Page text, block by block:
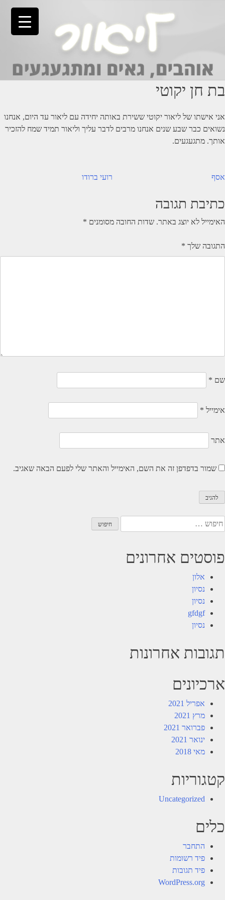
בת חן יקוטי
אני אישתו של ליאור יקוטי ששירת באותה יחידה עם ליאור עד היום, אנחנו
נשואים כבר שבע שנים אנחנו מרבים לדבר עליך וליאור תמיד שמח להזכיר
אותך. מתגעגעים.
ניווט רועי ברודו אסף
כתיבת תגובה
האימייל לא יוצג באתר. שדות החובה מסומנים *
התגובה שלך *
שם *
אימייל *
אתר
שמור בדפדפן זה את השם, האימייל והאתר שלי לפעם הבאה שאגיב.
חיפוש:
פוסטים אחרונים
אלון
נסיון
נסיון
gfdgf
נסיון
תגובות אחרונות
ארכיונים
אפריל 2021
מרץ 2021
פברואר 2021
ינואר 2021
מאי 2018
קטגוריות
Uncategorized
כלים
התחבר
פיד רשומות
פיד תגובות
WordPress.org